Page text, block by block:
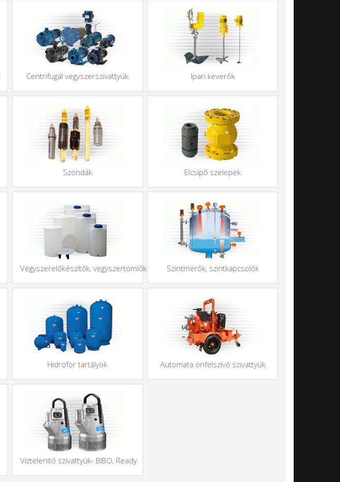
Centrifugál vegyszerszivattyúk Ipari keverők
Szondák Elcsípő szelepek
Vegyszerelőkészítők, vegyszertömlők Szintmérők, szintkapcsolók
Hidrofor tartályok Automata önfelszívó szivattyúk
Víztelenítő szivattyúk- BIBO, Ready